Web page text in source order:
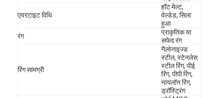
एयरटाइट विधि
हॉट मेल्ट,
वेल्डेड, सिला
हुआ
रंग
प्राकृतिक या
सफेद रंग
रिंग सामग्री
गैल्वेनाइज्ड
स्टील, स्टेनलेस
स्टील रिंग, पीई
रिंग, पीपी रिंग,
नायलॉन रिंग,
ड्रॉस्ट्रिंग